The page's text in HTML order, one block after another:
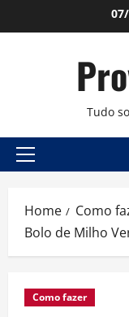
to
Tudo
Primary
Home
Como
Bolo de Milho
Como fazer